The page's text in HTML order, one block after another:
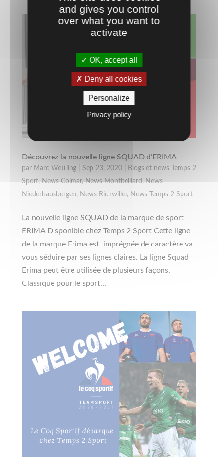
Découvrez la nouvelle ligne SQUAD d’ERIMA
par Marc Wettling| Sep 23, 2020|
Blogs et news Temps 2
Sport,News Colmar,News Montbelliard,News
Niederhausbergen, News Richwiller, News Temps 2 Sport
La nouvelle ligne SQUAD de la marque de sport
ERIMA Disponible chez Temps 2 Sport Cette ligne
de la marque Erima est imprégnée de caractère va
vous séduire par ses lignes claires. La ligne Squad
Erima peut être utilisée de plusieurs façons.
Classique pour le sport...
and gives you control
over what you want to
activate
OK, accept all
Deny all cookies
Personalize
Privacy policy